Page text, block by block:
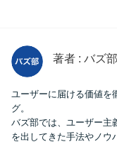
著者 : バズ
ユーザーに届ける価値を
グ。
バズ部では、ユーザー主
を出してきた手法やノウ